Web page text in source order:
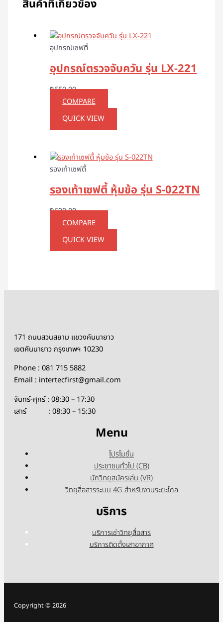
สินค้าที่เกี่ยวข้อง
อุปกรณ์เซฟตี้
อุปกรณ์ตรวจจับควัน รุ่น LX-221
฿650.00
COMPARE
QUICK VIEW
รองเท้าเซฟตี้
รองเท้าเซฟตี้ หุ้มข้อ รุ่น S-022TN
฿690.00
COMPARE
QUICK VIEW
171 ถนนสวนสยาม แขวงคันนายาว
เขตคันนายาว กรุงเทพฯ 10230
Phone : 081 715 5882
Email : intertecfirst@gmail.com
จันทร์-ศุกร์ : 08:30 – 17:30
เสาร์ : 08:30 – 15:30
Menu
โปรโมชั่น
ประชาชนทั่วไป (CB)
นักวิทยุสมัครเล่น (VR)
วิทยุสื่อสารระบบ 4G สำหรับงานระยะไกล
บริการ
บริการเช่าวิทยุสื่อสาร
บริการติดตั้งเสาอากาศ
Copyright © 2026